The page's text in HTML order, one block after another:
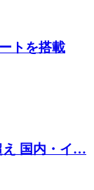
トを搭載
え 国内・イ…